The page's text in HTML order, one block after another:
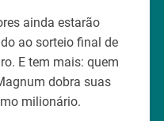
ainda estarão
ao sorteio final de
E tem mais: quem
dobra suas
milionário.